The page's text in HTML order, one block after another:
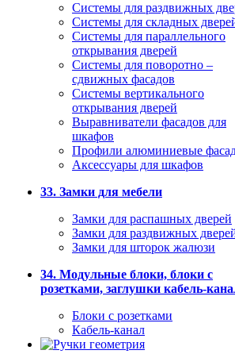
Системы для раздвижных
Системы для складных
Системы для параллельного
открывания дверей
Системы для поворотно –
сдвижных фасадов
Системы вертикального
открывания дверей
Выравниватели фасадов для
шкафов
Профили алюминиевые
Аксессуары для шкафов
33. Замки для мебели
Замки для распашных дверей
Замки для раздвижных
Замки для шторок жалюзи
34. Модульные блоки, блоки с
розетками, заглушки кабель-
Блоки с розетками
Кабель-канал